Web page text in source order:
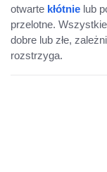
otwarte kłótnie lub
przelotne.
dobre lub złe,
rozstrzyga.